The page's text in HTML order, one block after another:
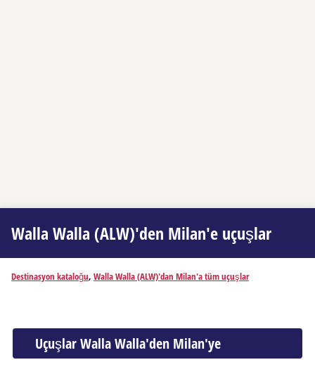
Walla Walla (ALW)'den Milan'e uçuşlar
Destinasyon kataloğu, Walla Walla (ALW)'dan Milan'a tüm uçuşlar
Uçuşlar Walla Walla'den Milan'ye